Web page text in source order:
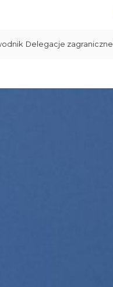
Delegacje zagraniczne